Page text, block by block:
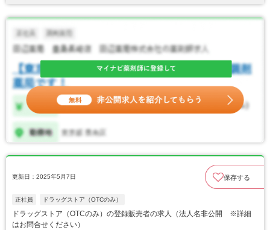
更新日：2025年5月7日 保存する
正社員 ドラッグストア（OTCのみ）
ドラッグストア（OTCのみ）の登録販売者の求人（法人名非公開 ※詳細
はお問合せください）